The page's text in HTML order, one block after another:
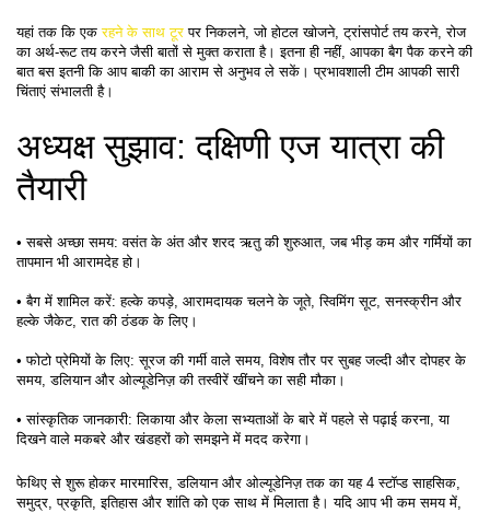
यहां तक कि एक रहने के साथ टूर पर निकलने, जो होटल खोजने, ट्रांसपोर्ट तय करने, रोज
का अर्थ-रूट तय करने जैसी बातों से मुक्त कराता है। इतना ही नहीं, आपका बैग पैक करने की
बात बस इतनी कि आप बाकी का आराम से अनुभव ले सकें। प्रभावशाली टीम आपकी सारी
चिंताएं संभालती है।
अध्यक्ष सुझाव: दक्षिणी एज यात्रा की
तैयारी
• सबसे अच्छा समय: वसंत के अंत और शरद ऋतु की शुरुआत, जब भीड़ कम और गर्मियों का
तापमान भी आरामदेह हो।
• बैग में शामिल करें: हल्के कपड़े, आरामदायक चलने के जूते, स्विमिंग सूट, सनस्क्रीन और
हल्के जैकेट, रात की ठंडक के लिए।
• फोटो प्रेमियों के लिए: सूरज की गर्मी वाले समय, विशेष तौर पर सुबह जल्दी और दोपहर के
समय, डलियान और ओल्यूडेनिज़ की तस्वीरें खींचने का सही मौका।
• सांस्कृतिक जानकारी: लिकाया और केला सभ्यताओं के बारे में पहले से पढ़ाई करना, या
दिखने वाले मकबरे और खंडहरों को समझने में मदद करेगा।
फेथिए से शुरू होकर मारमारिस, डलियान और ओल्यूडेनिज़ तक का यह 4 स्टॉप्ड साहसिक,
समुद्र, प्रकृति, इतिहास और शांति को एक साथ में मिलाता है। यदि आप भी कम समय में,